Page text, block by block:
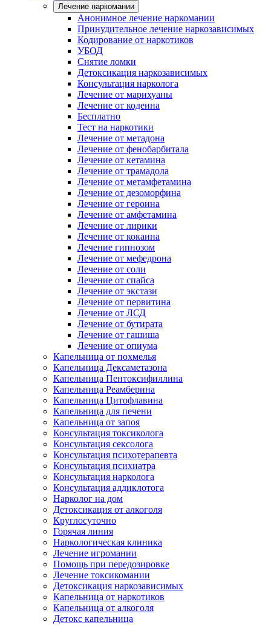
Лечение наркомании
Анонимное лечение наркомании
Принудительное лечение наркозависимых
Кодирование от наркотиков
УБОД
Снятие ломки
Детоксикация наркозависимых
Консультация нарколога
Лечение от марихуаны
Лечение от кодеина
Бесплатно
Тест на наркотики
Лечение от метадона
Лечение от фенобарбитала
Лечение от кетамина
Лечение от трамадола
Лечение от метамфетамина
Лечение от дезоморфина
Лечение от героина
Лечение от амфетамина
Лечение от лирики
Лечение от кокаина
Лечение гипнозом
Лечение от мефедрона
Лечение от соли
Лечение от спайса
Лечение от экстази
Лечение от первитина
Лечение от ЛСД
Лечение от бутирата
Лечение от гашиша
Лечение от опиума
Капельница от похмелья
Капельница Дексаметазона
Капельница Пентоксифиллина
Капельница Реамберина
Капельница Цитофлавина
Капельница для печени
Капельница от запоя
Консультация токсиколога
Консультация сексолога
Консультация психотерапевта
Консультация психиатра
Консультация нарколога
Консультация аддиклотога
Нарколог на дом
Детоксикация от алкоголя
Круглосуточно
Горячая линия
Наркологическая клиника
Лечение игромании
Помощь при передозировке
Лечение токсикомании
Детоксикация наркозависимых
Капельница от наркотиков
Капельница от алкоголя
Детокс капельница